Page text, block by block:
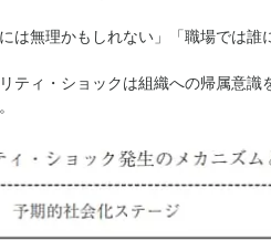
は無理かもしれない」「職場では誰
ティ・ショックは組織への帰属意識